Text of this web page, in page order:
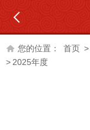
您的位置： 首页 >
> 2025年度